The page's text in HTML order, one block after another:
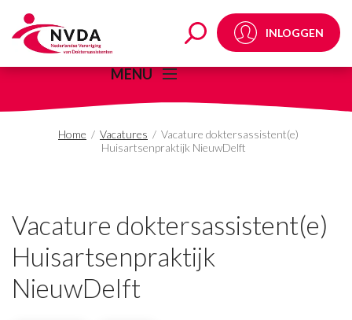
Vacature INLOGGEN
MENU
Home / Vacatures / Vacature doktersassistent(e)
Huisartsenpraktijk NieuwDelft
Vacature doktersassistent(e)
Huisartsenpraktijk
NieuwDelft